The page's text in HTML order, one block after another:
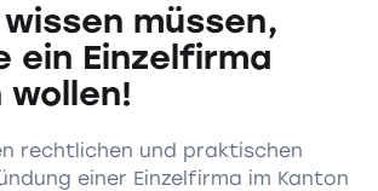
müssen,
ein Einzelfirma
wollen!
rechtlichen und praktischen
einer Einzelfirma im Kanton